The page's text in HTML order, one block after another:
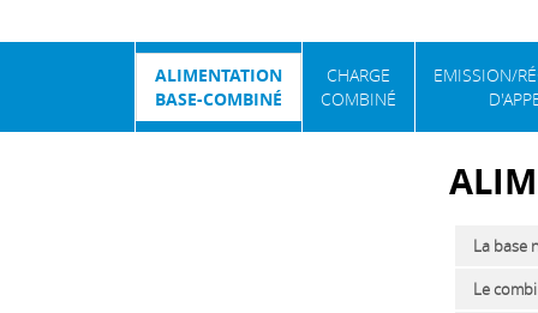
ALIMENTATION
BASE-COMBINÉ
CHARGE
COMBINÉ
EMISSION/
La base
Le